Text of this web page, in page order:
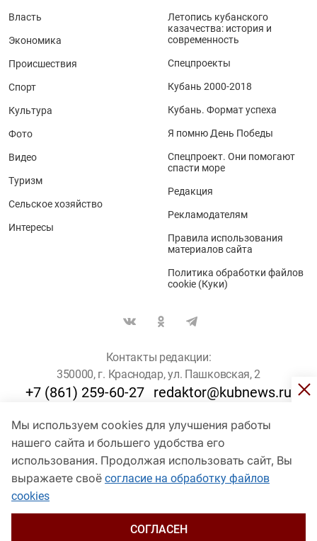
Мы используем cookies для улучшения работы
нашего сайта и большего удобства его
использования. Продолжая использовать сайт, Вы
выражаете своё согласие на обработку файлов
cookies
СОГЛАСЕН
Власть
Экономика
Происшествия
Спорт
Культура
Фото
Видео
Туризм
Сельское хозяйство
Интересы
Летопись кубанского
казачества: история и
современность
Спецпроекты
Кубань 2000-2018
Кубань. Формат успеха
Я помню День Победы
Спецпроект. Они помогают
спасти море
Редакция
Рекламодателям
Правила использования
материалов сайта
Политика обработки файлов
cookie (Куки)
Контакты редакции:
350000, г. Краснодар, ул. Пашковская, 2
+7 (861) 259-60-27 redaktor@kubnews.ru
Для пользователей старше 16 лет
© Кубанские Новости, 2017
Сетевое издание «kubnews» зарегистрировано Федеральной
службой по надзору в сфере связи, информационных технологий
и массовых коммуникаций (Роскомнадзор). Регистрационный
Пашковская, 2). Главный редактор – Филиппов О. Ю.